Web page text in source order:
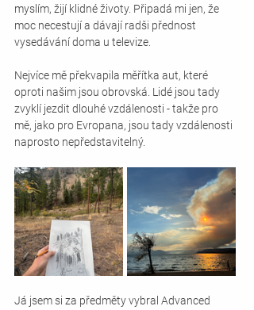
myslím, žijí klidné životy. Připadá mi jen, že
moc necestují a dávají radši přednost
vysedávání doma u televize.
Nejvíce mě překvapila měřítka aut, které
oproti našim jsou obrovská. Lidé jsou tady
zvyklí jezdit dlouhé vzdálenosti - takže pro
mě, jako pro Evropana, jsou tady vzdálenosti
naprosto nepředstavitelný.
Já jsem si za předměty vybral Advanced